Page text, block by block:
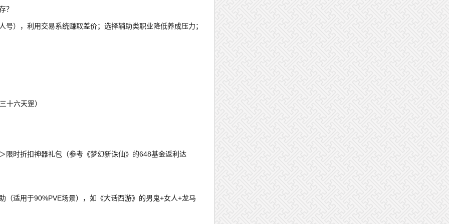
？
号），利用交易系统赚取差价；选择辅助类职业降低养成压力；
十六天罡）
限时折扣神器礼包（参考《梦幻新诛仙》的648基金返利达
（适用于90%PVE场景），如《大话西游》的男鬼+女人+龙马